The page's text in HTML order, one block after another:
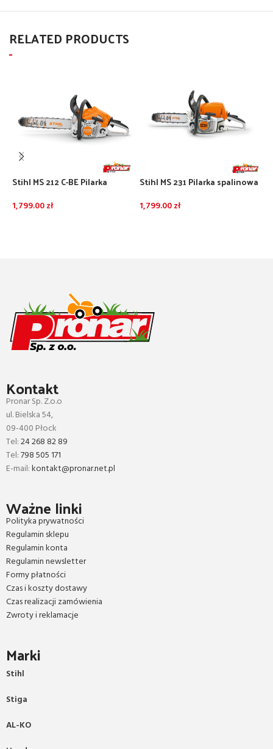
RELATED PRODUCTS
Stihl MS 212 C-BE Pilarka
1,799.00zł
Stihl MS 231 Pilarka spalinowa
1,799.00zł
Kontakt
Pronar Sp. Z.o.o
ul. Bielska 54,
09-400 Płock
Tel:24 268 82 89
Tel:798 505 171
E-mail:kontakt@pronar.net.pl
Ważne linki
Polityka prywatności
Regulamin sklepu
Regulamin konta
Regulamin newsletter
Formy płatności
Czas i koszty dostawy
Czas realizacji zamówienia
Zwroty i reklamacje
Marki
Stihl
Stiga
AL-KO